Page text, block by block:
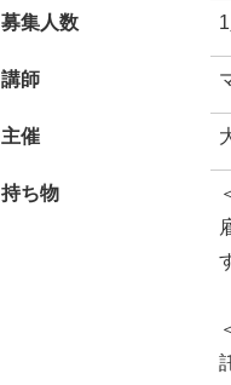
募集人数
講師
主催
持ち物